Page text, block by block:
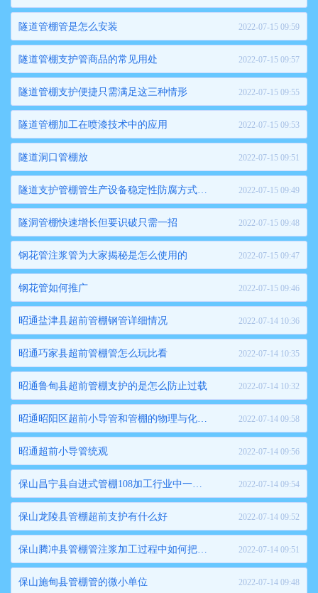
隧道管棚管是怎么安装 2022-07-15 09:59
隧道管棚支护管商品的常见用处 2022-07-15 09:57
隧道管棚支护便捷只需满足这三种情形 2022-07-15 09:55
隧道管棚加工在喷漆技术中的应用 2022-07-15 09:53
隧道洞口管棚放 2022-07-15 09:51
隧道支护管棚管生产设备稳定性防腐方式的简单介绍 2022-07-15 09:49
隧洞管棚快速增长但要识破只需一招 2022-07-15 09:48
钢花管注浆管为大家揭秘是怎么使用的 2022-07-15 09:47
钢花管如何推广 2022-07-15 09:46
昭通盐津县超前管棚钢管详细情况 2022-07-14 10:36
昭通巧家县超前管棚管怎么玩比看 2022-07-14 10:35
昭通鲁甸县超前管棚支护的是怎么防止过载 2022-07-14 10:32
昭通昭阳区超前小导管和管棚的物理与化学识别 2022-07-14 09:58
昭通超前小导管统观 2022-07-14 09:56
保山昌宁县自进式管棚108加工行业中一般有哪些专业术语呢 2022-07-14 09:54
保山龙陵县管棚超前支护有什么好 2022-07-14 09:52
保山腾冲县管棚管注浆加工过程中如何把握质量关 2022-07-14 09:51
保山施甸县管棚管的微小单位 2022-07-14 09:48